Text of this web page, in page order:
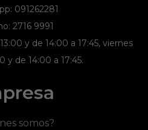
091262281
2716 9991
y de 14:00 a 17:45, viernes
y de 14:00 a 17:45.
somos?